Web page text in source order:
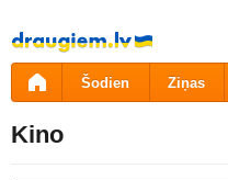
Pāriet
uz
saturu
Šodien Ziņas
Kino